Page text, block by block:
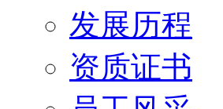
发展历程
资质证书